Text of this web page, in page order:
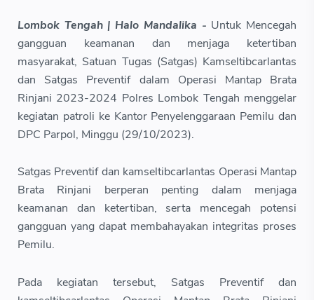
Lombok Tengah | Halo Mandalika - Untuk Mencegah
gangguan keamanan dan menjaga ketertiban
masyarakat, Satuan Tugas (Satgas) Kamseltibcarlantas
dan Satgas Preventif dalam Operasi Mantap Brata
Rinjani 2023-2024 Polres Lombok Tengah menggelar
kegiatan patroli ke Kantor Penyelenggaraan Pemilu dan
DPC Parpol, Minggu (29/10/2023).
Satgas Preventif dan kamseltibcarlantas Operasi Mantap
Brata Rinjani berperan penting dalam menjaga
keamanan dan ketertiban, serta mencegah potensi
gangguan yang dapat membahayakan integritas proses
Pemilu.
Pada kegiatan tersebut, Satgas Preventif dan